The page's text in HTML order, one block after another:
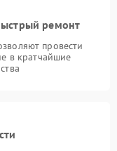
ремонт
провести
в кратчайшие